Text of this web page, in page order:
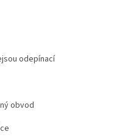
odepínací
obvod